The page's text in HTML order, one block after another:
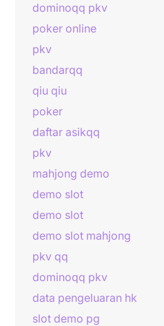
dominoqq pkv
poker online
pkv
bandarqq
qiu qiu
poker
daftar asikqq
pkv
mahjong demo
demo slot
demo slot
demo slot mahjong
pkv qq
dominoqq pkv
data pengeluaran hk
slot demo pg